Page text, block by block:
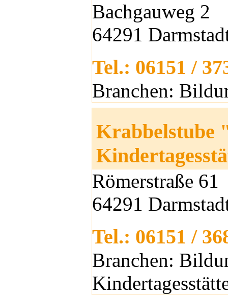
Bachgauweg 2
64291
Tel.: 06151 /
Branchen:
Krabbelstube
Römerstraße 61
64291
Tel.: 06151 /
Branchen: